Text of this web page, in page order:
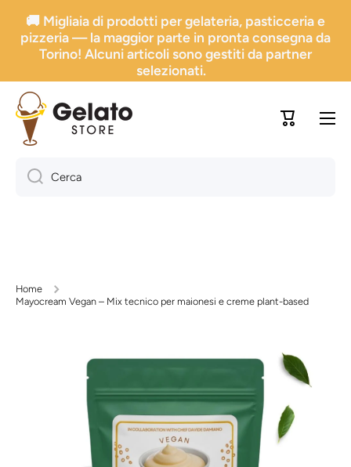
Vai direttamente ai contenuti
🚚 Migliaia di prodotti per gelateria, pasticceria e
pizzeria — la maggior parte in pronta consegna da
Torino! Alcuni articoli sono gestiti da partner
selezionati.
Carrello
Cerca
Home
Mayocream Vegan – Mix tecnico per maionesi e creme plant-based